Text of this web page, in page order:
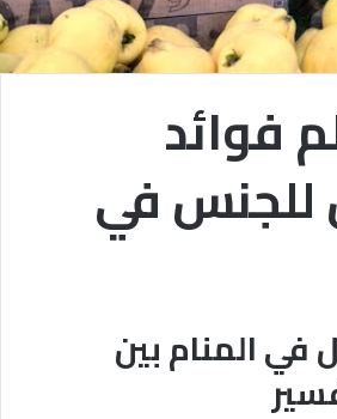
فوائد
للجنس في
في المنام بين